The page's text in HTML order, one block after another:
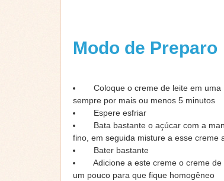
Modo de Preparo
Coloque o creme de leite em uma
sempre por mais ou menos 5 minutos
Espere esfriar
Bata bastante o açúcar com a
fino, em seguida misture a esse creme
Bater bastante
Adicione a este creme o creme
um pouco para que fique homogêneo